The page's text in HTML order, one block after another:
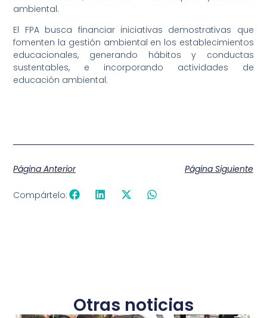
ambiental.
El FPA busca financiar iniciativas demostrativas que
fomenten la gestión ambiental en los establecimientos
educacionales, generando hábitos y conductas
sustentables, e incorporando actividades de
educación ambiental.
Página Anterior Página Siguiente
Compártelo:
Otras noticias